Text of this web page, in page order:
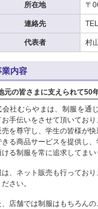
所在地 〒
連絡先
代表者 村
業内容
元の皆さまに支えられて50
会社むらやまは、制服を通
お手伝いをさせて頂いてお
売を尊守し、学生の皆様が
きる商品サービスを提供し
ける制服を常に追求してまい
は、ネット販売も行ってお
さい。
、店舗では制服はもちろん